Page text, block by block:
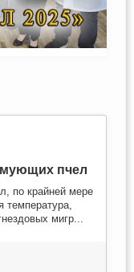
пчел
по крайней мере
температура,
мигр...